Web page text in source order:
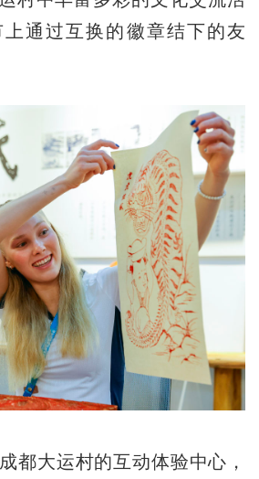
通过互换的徽章结下的友
大运村的互动体验中心，